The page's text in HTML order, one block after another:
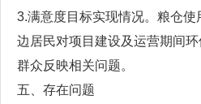
3.满意度目标实现情况。粮仓使
边居民对项目建设及运营期间
群众反映相关问题。
五、存在问题